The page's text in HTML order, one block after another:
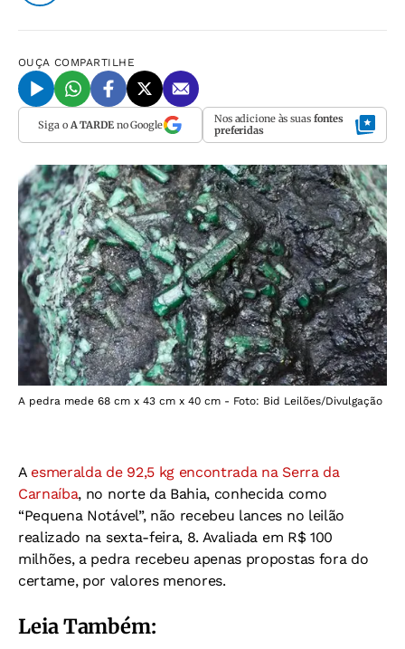
OUÇA COMPARTILHE
Siga o A TARDEno Google Nos adicione às suas fontes
preferidas
A pedra mede 68 cm x 43 cm x 40 cm - Foto: Bid Leilões/Divulgação
Aesmeralda de 92,5 kg encontrada na Serra da
Carnaíba, no norte da Bahia, conhecida como
“Pequena Notável”, não recebeu lances no leilão
realizado na sexta-feira, 8. Avaliada em R$ 100
milhões, a pedra recebeu apenas propostas fora do
certame, por valores menores.
Leia Também: